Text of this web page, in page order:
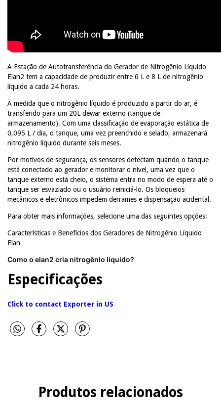
A Estação de Autotransferência do Gerador de Nitrogênio Líquido
Elan2 tem a capacidade de produzir entre 6 L e 8 L de nitrogênio
líquido a cada 24 horas.
À medida que o nitrogênio líquido é produzido a partir do ar, é
transferido para um 20L dewar externo (tanque de
armazenamento). Com uma classificação de evaporação estática de
0,095 L / dia, o tanque, uma vez preenchido e selado, armazenará
nitrogênio líquido durante seis meses.
Por motivos de segurança, os sensores detectam quando o tanque
está conectado ao gerador e monitorar o nível, uma vez que o
tanque externo está cheio, o sistema entra no modo de espera até o
tanque ser esvaziado ou o usuário reiniciá-lo. Os bloqueios
mecânicos e eletrônicos impedem derrames e dispensação acidental.
Para obter mais informações, selecione uma das seguintes opções:
Características e Benefícios dos Geradores de Nitrogênio Líquido
Elan
Como o elan2 cria nitrogênio líquido?
Especificações
Click to contact Exporter in US
Produtos relacionados